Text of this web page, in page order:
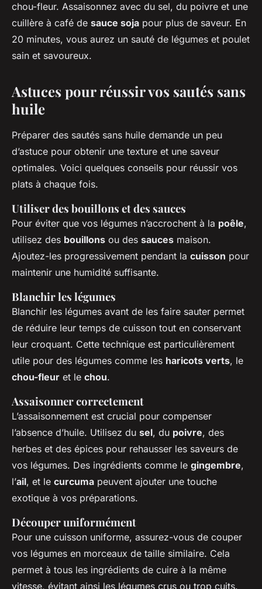
chou-fleur. Assaisonnez avec du sel, du poivre et une
cuillère à café de sauce soja pour plus de saveur. En
20 minutes, vous aurez un sauté de légumes et poulet
sain et savoureux.
Astuces pour réussir vos sautés sans
huile
Préparer des sautés sans huile demande un peu
d’astuce pour obtenir une texture et une saveur
optimales. Voici quelques conseils pour réussir vos
plats à chaque fois.
Utiliser des bouillons et des sauces
Pour éviter que vos légumes n’accrochent à la poêle,
utilisez des bouillons ou des sauces maison.
Ajoutez-les progressivement pendant la cuisson pour
maintenir une humidité suffisante.
Blanchir les légumes
Blanchir les légumes avant de les faire sauter permet
de réduire leur temps de cuisson tout en conservant
leur croquant. Cette technique est particulièrement
utile pour des légumes comme les haricots verts, le
chou-fleur et le chou.
Assaisonner correctement
L’assaisonnement est crucial pour compenser
l’absence d’huile. Utilisez du sel, du poivre, des
herbes et des épices pour rehausser les saveurs de
vos légumes. Des ingrédients comme le gingembre,
l’ail, et le curcuma peuvent ajouter une touche
exotique à vos préparations.
Découper uniformément
Pour une cuisson uniforme, assurez-vous de couper
vos légumes en morceaux de taille similaire. Cela
permet à tous les ingrédients de cuire à la même
vitesse, évitant ainsi les légumes crus ou trop cuits.